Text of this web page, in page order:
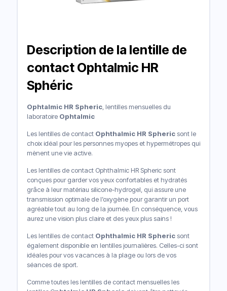
Description de la lentille de
contact Ophtalmic HR
Sphéric
Ophtalmic HR Spheric, lentilles mensuelles du
laboratoire Ophtalmic
Les lentilles de contact Ophthalmic HR Sphericsont le
choix idéal pour les personnes myopes et hypermétropes qui
mènent une vie active.
Les lentilles de contact Ophthalmic HR Spheric sont
conçues pour garder vos yeux confortables et hydratés
grâce à leur matériau silicone-hydrogel, qui assure une
transmission optimale de l’oxygène pour garantir un port
agréable tout au long de la journée. En conséquence, vous
aurez une vision plus claire et des yeux plus sains !
Les lentilles de contact Ophthalmic HR Sphericsont
également disponible en lentilles journalières. Celles-ci sont
idéales pour vos vacances à la plage ou lors de vos
séances de sport.
Comme toutes les lentilles de contact mensuelles les